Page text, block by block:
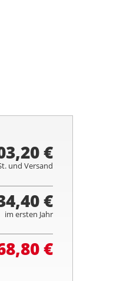
€
und Versand
€
im ersten Jahr
€